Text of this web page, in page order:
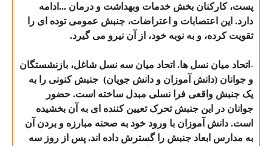
پست، کارکنان بخش خدمات وبهداشت و درمان ...ادامه
دارد. این اعتصابات و اعتراضات، جنبش عمومی توده ای را
تقویت کرده، و به نوبه خود، از آن نیرو می گیرد.
-اتحاد میان نسل ها. اتحاد میان سه نسل شاغل، بازنشستگان
و جوانان (دانش آموزان و دانش جویان) جنبش کنونی را به
یک جنبش واقعی فرا نسلی مبدل ساخته است. حضور
جوانان در این جنبش تحرک تعیین کننده ای به آن بخشیده
است. دانش آموزان با ورود خود به صحنه مبارزه و بردن آن
به مدارس ابعاد جنبش را گسترش داده اند. پس از روز سه